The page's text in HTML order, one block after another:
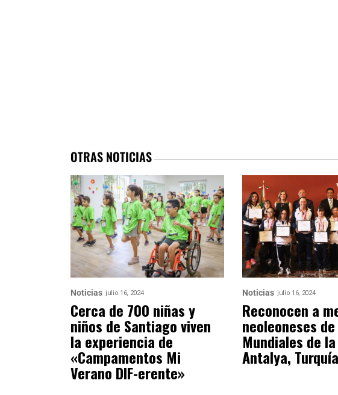
OTRAS NOTICIAS
Noticias julio 16, 2024
Cerca de 700 niñas y
niños de Santiago viven
la experiencia de
«Campamentos Mi
Verano DIF-erente»
Noticias julio 16, 2024
Reconocen a
neoleoneses
Mundiales de
Antalya,